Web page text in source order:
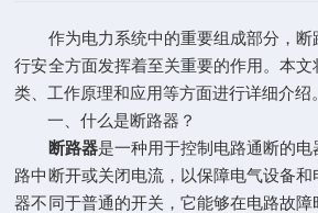
作为电力系统中的重要组成部分，断
行安全方面发挥着至关重要的作用。本
类、工作原理和应用等方面进行详细介绍。
一、什么是断路器？
断路器是一种用于控制电路通断的
路中断开或关闭电流，以保障电气设备
器不同于普通的开关，它能够在电路故